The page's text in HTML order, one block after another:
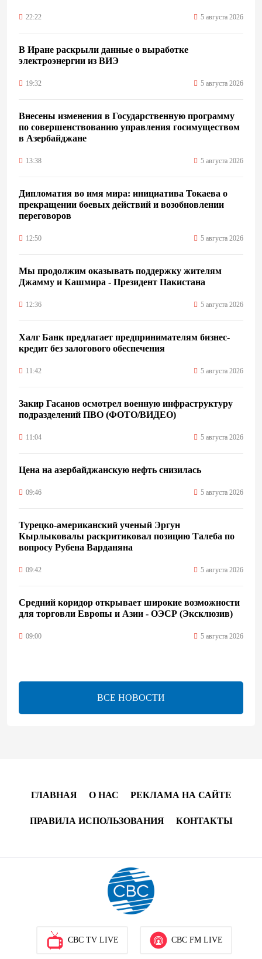
22:22 5 августа 2026
В Иране раскрыли данные о выработке
электроэнергии из ВИЭ
19:32 5 августа 2026
Внесены изменения в Государственную программу
по совершенствованию управления госимуществом
в Азербайджане
13:38 5 августа 2026
Дипломатия во имя мира: инициатива Токаева о
прекращении боевых действий и возобновлении
переговоров
12:50 5 августа 2026
Мы продолжим оказывать поддержку жителям
Джамму и Кашмира - Президент Пакистана
12:36 5 августа 2026
Халг Банк предлагает предпринимателям бизнес-
кредит без залогового обеспечения
11:42 5 августа 2026
Закир Гасанов осмотрел военную инфраструктуру
подразделений ПВО (ФОТО/ВИДЕО)
11:04 5 августа 2026
Цена на азербайджанскую нефть cнизилась
09:46 5 августа 2026
Турецко-американский ученый Эргун
Кырлыковалы раскритиковал позицию Талеба по
вопросу Рубена Варданяна
09:42 5 августа 2026
Средний коридор открывает широкие возможности
для торговли Европы и Азии - ОЭСР (Эксклюзив)
09:00 5 августа 2026
платежи превращаются в инфраструктуру роста
Эмир Катара обсудил с Трампом ситуацию вокруг
В Физулинском районе вспыхнул пожар на
Иран и Оман продолжают переговоры по
безопасному маршруту в Ормузском проливе -
ВСЕ НОВОСТИ
ГЛАВНАЯ О НАС РЕКЛАМА НА САЙТЕ
ПРАВИЛА ИСПОЛЬЗОВАНИЯ КОНТАКТЫ
CBC TV LIVE CBC FM LIVE